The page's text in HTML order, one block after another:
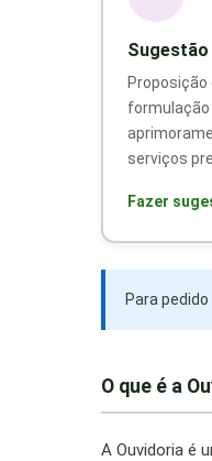
Sugestão
Proposição
formulação
serviços
Fazer
Para
O que é a
A Ouvidoria é